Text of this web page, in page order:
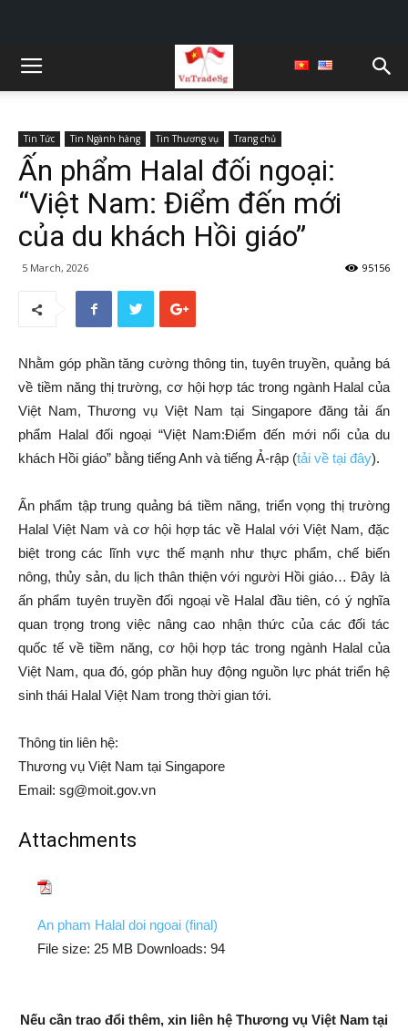
Tin Tức Tin Ngành hàng Tin Thương vụ Trang chủ
Ấn phẩm Halal đối ngoại:
“Việt Nam: Điểm đến mới
của du khách Hồi giáo”
5 March, 2026 95156
Nhằm góp phần tăng cường thông tin, tuyên truyền, quảng bá
về tiềm năng thị trường, cơ hội hợp tác trong ngành Halal của
Việt Nam, Thương vụ Việt Nam tại Singapore đăng tải ấn
phẩm Halal đối ngoại “Việt Nam:Điểm đến mới nổi của du
khách Hồi giáo” bằng tiếng Anh và tiếng Ả-rập (tải về tại đây).
Ấn phẩm tập trung quảng bá tiềm năng, triển vọng thị trường
Halal Việt Nam và cơ hội hợp tác về Halal với Việt Nam, đặc
biệt trong các lĩnh vực thế mạnh như thực phẩm, chế biến
nông, thủy sản, du lịch thân thiện với người Hồi giáo… Đây là
ấn phẩm tuyên truyền đối ngoại về Halal đầu tiên, có ý nghĩa
quan trọng trong việc nâng cao nhận thức của các đối tác
quốc tế về tiềm năng, cơ hội hợp tác trong ngành Halal của
Việt Nam, qua đó, góp phần huy động nguồn lực phát triển hệ
sinh thái Halal Việt Nam trong thời gian tới.
Thông tin liên hệ:
Thương vụ Việt Nam tại Singapore
Email: sg@moit.gov.vn
Attachments
An pham Halal doi ngoai (final)
File size: 25 MB Downloads: 94
Nếu cần trao đổi thêm, xin liên hệ Thương vụ Việt Nam tại